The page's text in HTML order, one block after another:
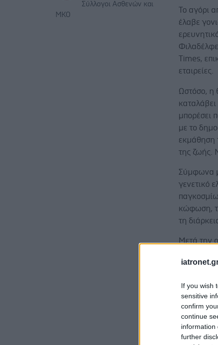
If you wish
sensitive
confirm
continue
information
further
Σύλλογοι Ασθενών και
ΜΚΟ
Το αγόρι
έλαβε
Times,
εταιρείες.
Ωστόσο, η
μπορέσει
με το
εκμάθηση
της ζωής.
Σύμφωνα
γενετικό
κώφωση,
τη
Μετά την
με τους
Ακόμη και
αυτό θα